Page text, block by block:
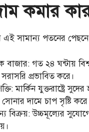
কমার
সামান্য পতনের পেছনে
বাজার: গত ২৪ ঘন্টায়
প্রভাবিত করে।
মার্কিন যুক্তরাষ্ট্রে
দামে চাপ সৃষ্টি
বিক্রয়: উচ্চমূল্যের